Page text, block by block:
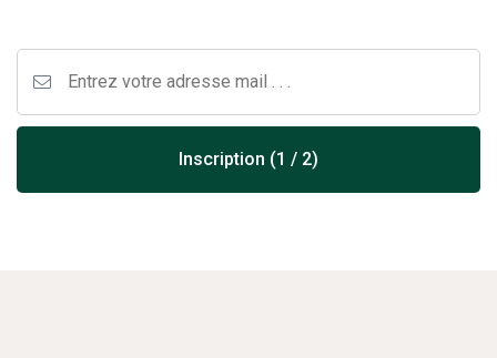
Inscription (1 / 2)